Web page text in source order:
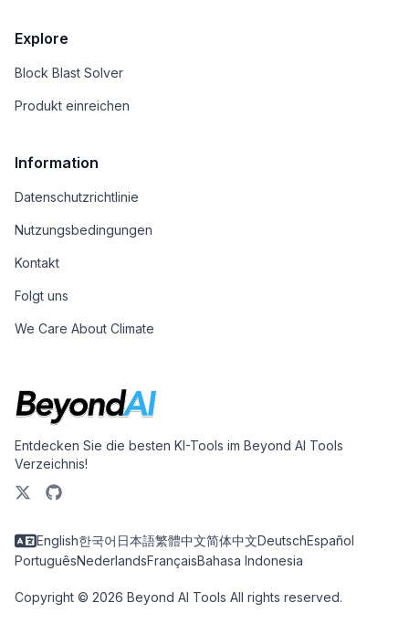
erstellen.
Explore
Block Blast Solver
Produkt einreichen
Information
Datenschutzrichtlinie
Nutzungsbedingungen
Kontakt
Folgt uns
We Care About Climate
Entdecken Sie die besten KI-Tools im Beyond AI Tools
Verzeichnis!
English한국어 日本語繁體中文简体中文DeutschEspañol
PortuguêsNederlandsFrançaisBahasa Indonesia
Copyright © 2026 Beyond AI Tools All rights reserved.